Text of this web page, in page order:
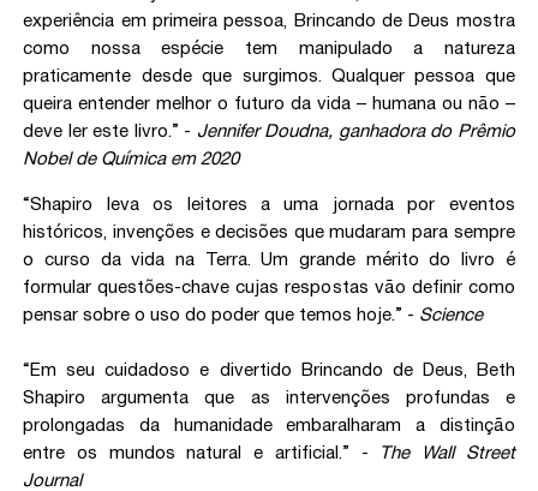
experiência em primeira pessoa, Brincando de Deus mostra
como nossa espécie tem manipulado a natureza
praticamente desde que surgimos. Qualquer pessoa que
queira entender melhor o futuro da vida – humana ou não –
deve ler este livro.” - Jennifer Doudna, ganhadora do Prêmio
Nobel de Química em 2020
“Shapiro leva os leitores a uma jornada por eventos
históricos, invenções e decisões que mudaram para sempre
o curso da vida na Terra. Um grande mérito do livro é
formular questões-chave cujas respostas vão definir como
pensar sobre o uso do poder que temos hoje.” - Science
“Em seu cuidadoso e divertido Brincando de Deus, Beth
Shapiro argumenta que as intervenções profundas e
prolongadas da humanidade embaralharam a distinção
entre os mundos natural e artificial.” -
The Wall Street
Journal